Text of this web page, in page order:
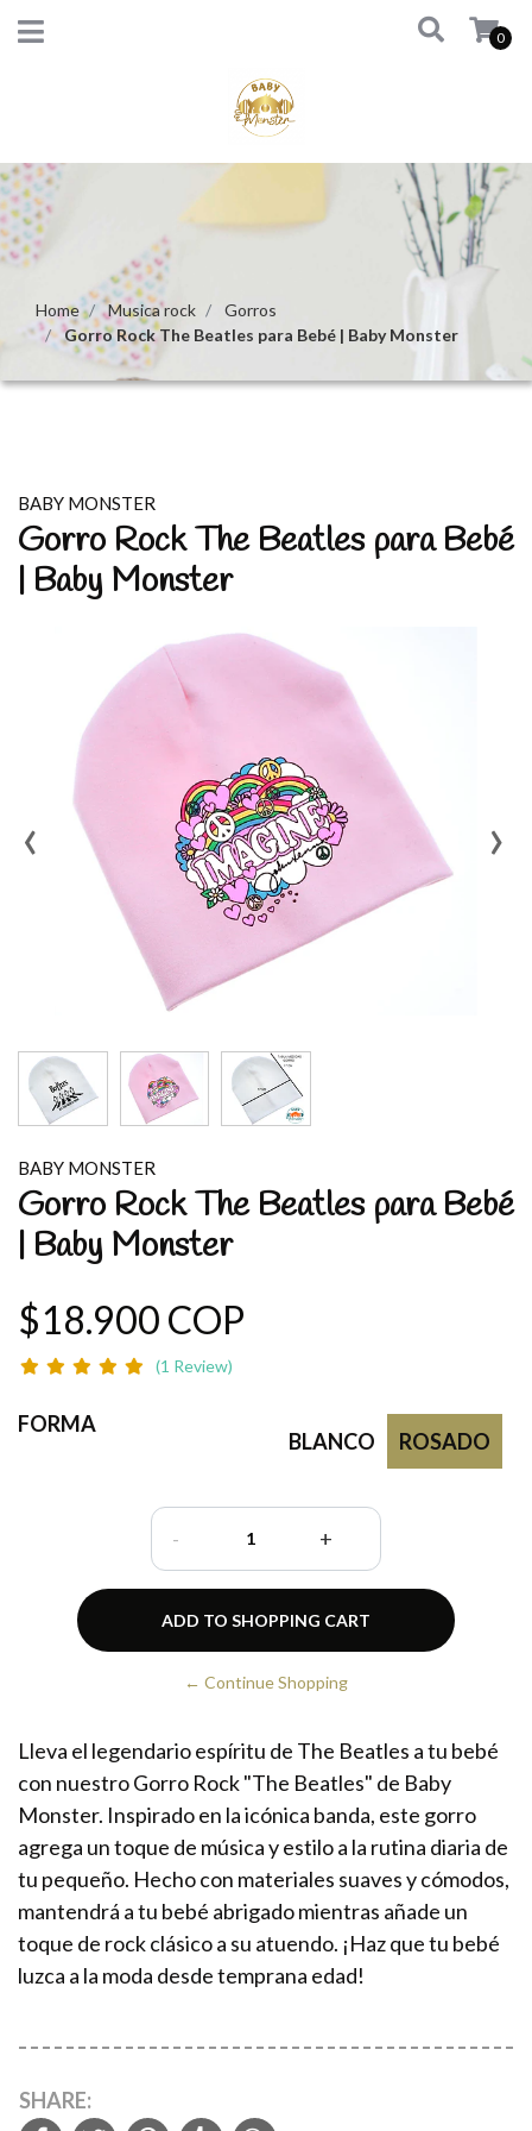
0
Home Musica rock
Gorros
Gorro Rock The Beatles para Bebé | Baby Monster
BABY MONSTER
Gorro Rock The Beatles para Bebé
| Baby Monster
‹ ›
BABY MONSTER
Gorro Rock The Beatles para Bebé
| Baby Monster
$18.900 COP
(1 Review)
FORMA
ROSADO
BLANCO
- +
← Continue Shopping
Lleva el legendario espíritu de The Beatles a tu bebé
con nuestro Gorro Rock "The Beatles" de Baby
Monster. Inspirado en la icónica banda, este gorro
agrega un toque de música y estilo a la rutina diaria de
tu pequeño. Hecho con materiales suaves y cómodos,
mantendrá a tu bebé abrigado mientras añade un
toque de rock clásico a su atuendo. ¡Haz que tu bebé
luzca a la moda desde temprana edad!
SHARE: